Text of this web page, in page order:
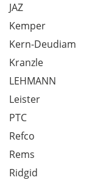
JAZ
Kemper
Kern-Deudiam
Kranzle
LEHMANN
Leister
PTC
Refco
Rems
Ridgid